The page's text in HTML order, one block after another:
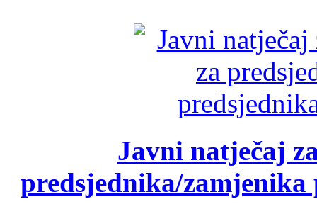
Javni natječaj
predsjednika/